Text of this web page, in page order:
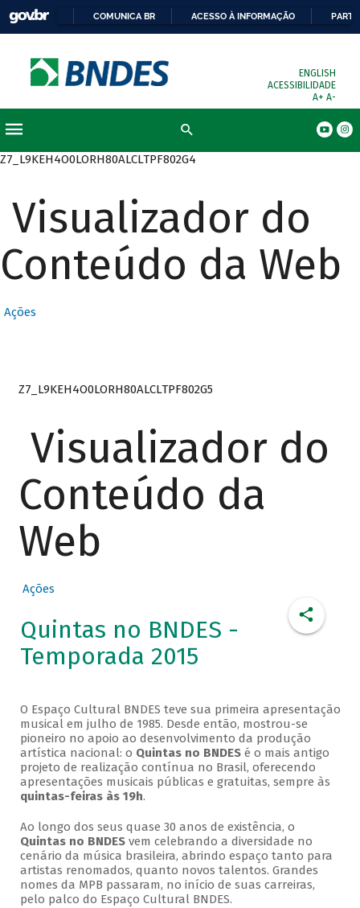
COMUNICA BR ACESSO À INFORMAÇÃO
ENGLISH
ACESSIBILIDADE
A+ A-
Z7_L9KEH4O0LORH80ALCLTPF802G4
Visualizador do
Conteúdo da Web
Ações
Z7_L9KEH4O0LORH80ALCLTPF802G5
Visualizador do
Conteúdo da
Web
Ações
Quintas no BNDES -
Temporada 2015
O Espaço Cultural BNDES teve sua primeira apresentação
musical em julho de 1985. Desde então, mostrou-se
pioneiro no apoio ao desenvolvimento da produção
artística nacional: o Quintas no BNDESé o mais antigo
projeto de realização contínua no Brasil, oferecendo
apresentações musicais públicas e gratuitas, sempre às
quintas-feiras às 19h.
Ao longo dos seus quase 30 anos de existência, o
Quintas no BNDESvem celebrando a diversidade no
cenário da música brasileira, abrindo espaço tanto para
artistas renomados, quanto novos talentos. Grandes
nomes da MPB passaram, no início de suas carreiras,
pelo palco do Espaço Cultural BNDES.